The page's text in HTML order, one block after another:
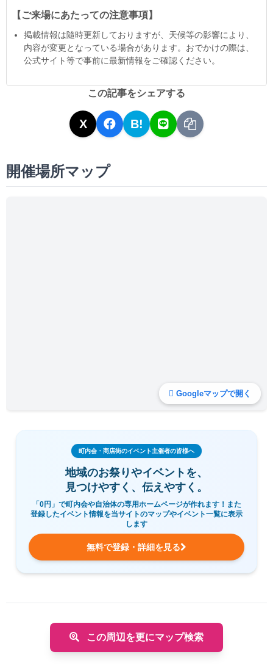
【ご来場にあたっての注意事項】
掲載情報は隨時更新しておりますが、天候等の影響により、
内容が変更となっている場合があります。おでかけの際は、
公式サイト等で事前に最新情報をご確認ください。
この記事をシェアする
X B!
開催場所マップ
Googleマップで開く
町内会・商店街のイベント主催者の皆様へ
地域のお祭りやイベントを、
見つけやすく、伝えやすく。
「0円」で町内会や自治体の専用ホームページが作れます！また
登録したイベント情報を当サイトのマップやイベント一覧に表示
します
無料で登録・詳細を見る
この周辺を更にマップ検索